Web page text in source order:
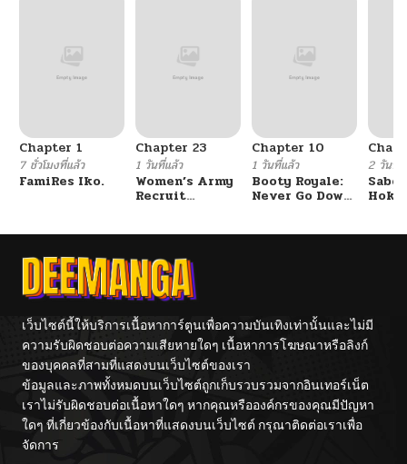
Chapter 1
7 ชั่วโมงที่แล้ว
FamiRes Iko.
Chapter 23
1 วันที่แล้ว
Women’s Army
Recruit
Chapter 10
1 วันที่แล้ว
Booty Royale:
Never Go Down
2 วันที่แ
เว็บไซต์นี้ให้บริการเนื้อหาการ์ตูนเพื่อความบันเทิงเท่านั้นและไม่มี
ความรับผิดชอบต่อความเสียหายใดๆ เนื้อหาการโฆษณาหรือลิงก์
ของบุคคลที่สามที่แสดงบนเว็บไซต์ของเรา
ข้อมูลและภาพทั้งหมดบนเว็บไซต์ถูกเก็บรวบรวมจากอินเทอร์เน็ต
เราไม่รับผิดชอบต่อเนื้อหาใดๆ หากคุณหรือองค์กรของคุณมีปัญหา
ใดๆ ที่เกี่ยวข้องกับเนื้อหาที่แสดงบนเว็บไซต์ กรุณาติดต่อเราเพื่อ
จัดการ